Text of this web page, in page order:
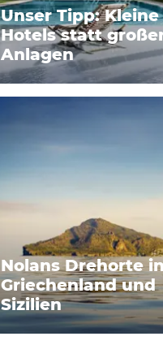
Unser Tipp: Kleine
Hotels statt
Anlagen
Nolans Drehorte
Griechenland und
Sizilien